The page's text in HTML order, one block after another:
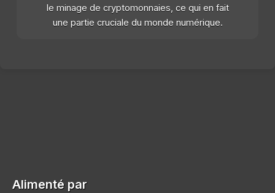
le minage de cryptomonnaies, ce qui en fait
une partie cruciale du monde numérique.
Alimenté par